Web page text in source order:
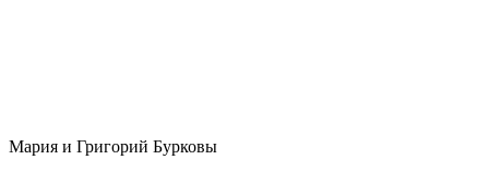
Мария и Григорий Бурковы